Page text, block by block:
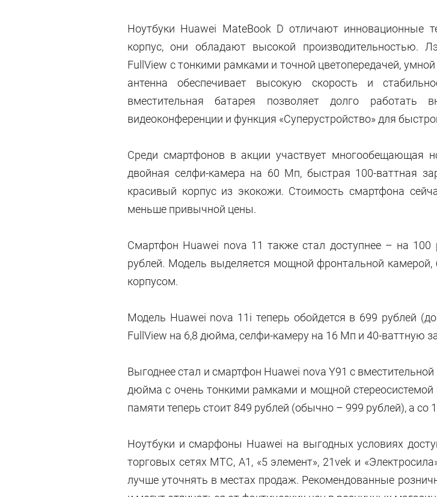
Ноутбуки Huawei MateBook D отличают инновационные
корпус, они обладают высокой производительностью.
FullView с тонкими рамками и точной цветопередачей,
антенна обеспечивает высокую скорость и
вместительная батарея позволяет долго
видеоконференции и функция «Суперустройство» для
Среди смартфонов в акции участвует многообещающая
двойная селфи-камера на 60 Мп, быстрая 100-ваттная
красивый корпус из экокожи. Стоимость смартфона
меньше привычной цены.
Смартфон Huawei nova 11 также стал доступнее – на 100
рублей. Модель выделяется мощной фронтальной
корпусом.
Модель Huawei nova 11i теперь обойдется в 699 рублей
FullView на 6,8 дюйма, селфи-камеру на 16 Мп и 40-ваттную
Выгоднее стал и смартфон Huawei nova Y91 с
дюйма с очень тонкими рамками и мощной стереосистемой
памяти теперь стоит 849 рублей (обычно – 999 рублей), а
Ноутбуки и смарфоны Huawei на выгодных условиях
торговых сетях МТС, А1, «5 элемент», 21vek и
лучше уточнять в местах продаж. Рекомендованные